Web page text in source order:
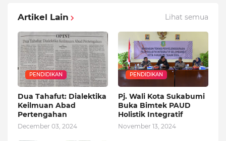
Artikel Lain Lihat semua
PENDIDIKAN
Dua Tahafut: Dialektika
Keilmuan Abad
Pertengahan
December 03, 2024
PENDIDIKAN
Pj. Wali Kota Sukabumi
Buka Bimtek PAUD
Holistik Integratif
November 13, 2024